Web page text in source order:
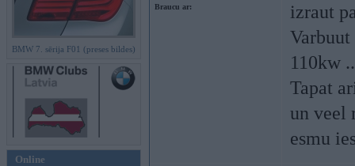
BMW 7. sērija F01 (preses bildes)
Online
Braucu ar:
izraut
110kw
Tapat
un veel
esmu